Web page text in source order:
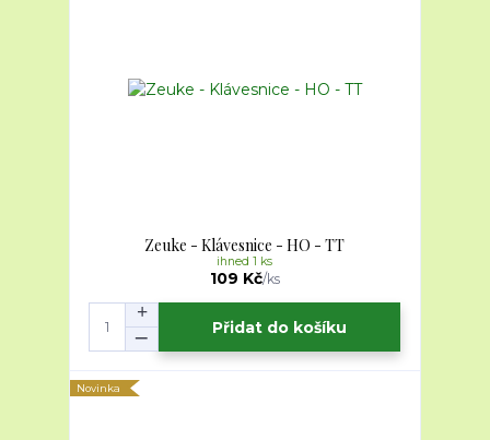
Zeuke - Klávesnice - HO - TT
109 Kč/ks
ihned 1 ks
Přidat do košíku
Novinka